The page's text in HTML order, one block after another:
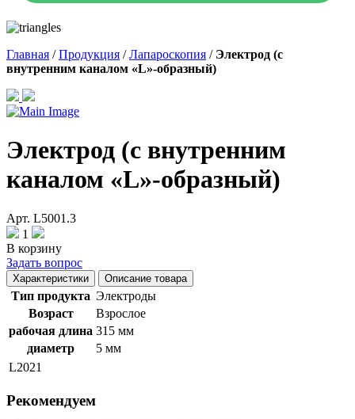
Главная /Продукция /Лапароскопия / Электрод (с
внутренним каналом «L»-образный)
Электрод (с внутренним
каналом «L»-образный)
Арт. L5001.3
1
В корзину
Задать вопрос
Характеристики Описание товара
Тип продукта Электроды
Возраст
Взрослое
рабочая длина 315 мм
диаметр
5 мм
L2021
Рекомендуем